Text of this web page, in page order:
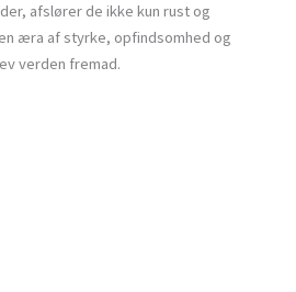
afslører de ikke kun rust og
æra af styrke, opfindsomhed og
verden fremad.